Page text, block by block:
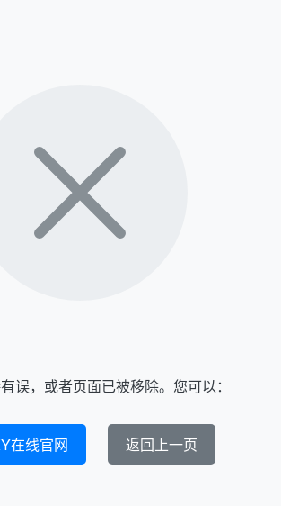
误，或者页面已被移除。您可以：
在线官网 返回上一页